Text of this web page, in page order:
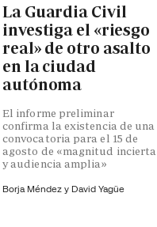
La Guardia Civil
investiga el «riesgo
real» de otro asalto
en la ciudad
autónoma
El informe preliminar
confirma la existencia de una
convocatoria para el 15 de
agosto de «magnitud incierta
y audiencia amplia»
Borja Méndez y David Yagüe